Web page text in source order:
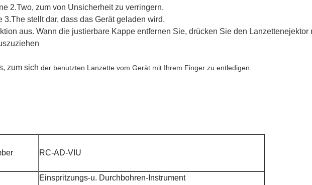
2.Two, zum von Unsicherheit zu verringern.
3.The stellt dar, dass das Gerät geladen wird.
aus. Wann die justierbare Kappe entfernen Sie, drücken Sie den Lanzettenejektor
zum sich der benutzten Lanzette vom Gerät mit Ihrem Finger zu entledigen.
RC-AD-VIU
Einspritzungs-u. Durchbohren-Instrument